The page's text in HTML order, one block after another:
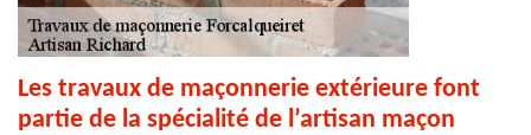
Les travaux de maçonnerie extérieure font
partie de la spécialité de l’artisan maçon